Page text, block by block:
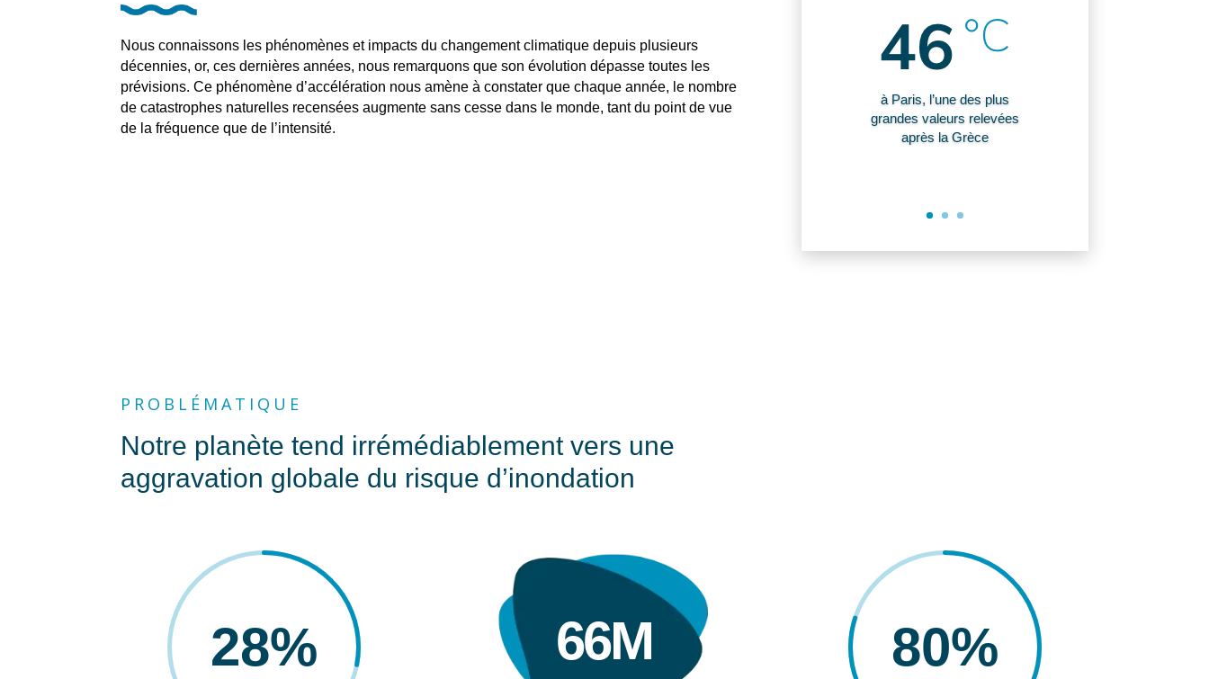
Nous connaissons les phénomènes et impacts du changement climatique depuis plusieurs
décennies, or, ces dernières années, nous remarquons que son évolution dépasse toutes les
prévisions. Ce phénomène d’accélération nous amène à constater que chaque année, le nombre
de catastrophes naturelles recensées augmente sans cesse dans le monde, tant du point de vue
de la fréquence que de l’intensité.
à Paris, l’une des plus
grandes valeurs relevées
après la Grèce
PROBLÉMATIQUE
Notre planète tend irrémédiablement vers une
aggravation globale du risque d’inondation
28% 66M 80%